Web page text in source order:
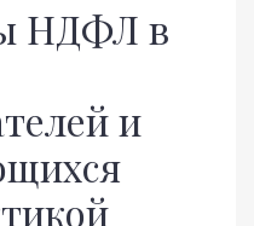
НДФЛ в
и